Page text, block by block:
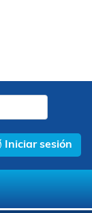
Iniciar sesión